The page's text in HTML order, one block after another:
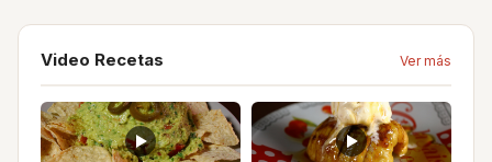
Video Recetas Ver más